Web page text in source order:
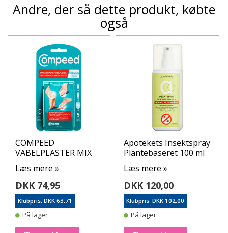
Andre, der så dette produkt, købte
også
COMPEED
VABELPLASTER MIX
Læs mere »
DKK 74,95
Klubpris: DKK 63,71
På lager
Apotekets Insektspray
Plantebaseret 100 ml
Læs mere »
DKK 120,00
Klubpris: DKK 102,00
På lager